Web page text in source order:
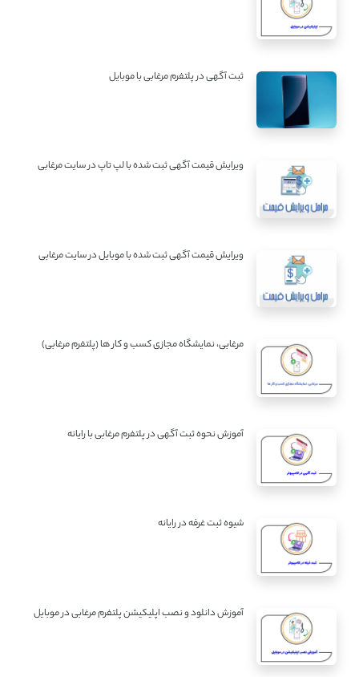
ثبت آگهی در پلتفرم مرغابی با موبایل
ویرایش قیمت آگهی ثبت شده با لپ تاپ در سایت مرغابی
ویرایش قیمت آگهی ثبت شده با موبایل در سایت مرغابی
مرغابی، نمایشگاه مجازی کسب و کار ها (پلتفرم مرغابی)
آموزش نحوه ثبت آگهی در پلتفرم مرغابی با رایانه
شیوه ثبت غرفه در رایانه
آموزش دانلود و نصب اپلیکیشن پلتفرم مرغابی در موبایل